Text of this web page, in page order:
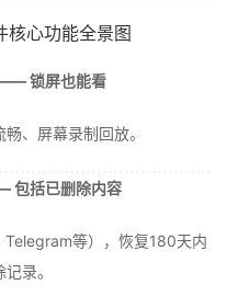
核心功能全景图
锁屏也能看
、屏幕录制回放。
包括已删除内容
等），恢复180天内
录。